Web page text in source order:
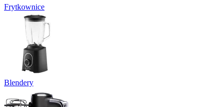
Frytkownice
Blendery